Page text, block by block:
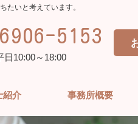
たいと考えています。
5153
日10:00～18:00
紹介 事務所概要